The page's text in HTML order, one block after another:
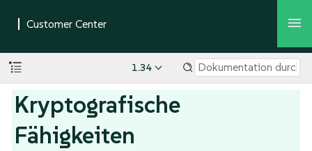
1.34
Kryptografische
Fähigkeiten